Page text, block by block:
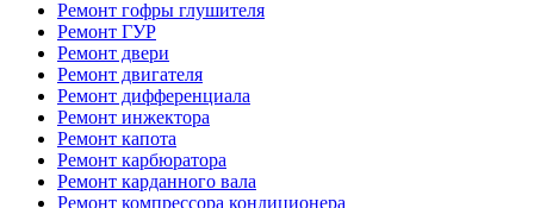
Ремонт гофры глушителя
Ремонт ГУР
Ремонт двери
Ремонт двигателя
Ремонт дифференциала
Ремонт инжектора
Ремонт капота
Ремонт карбюратора
Ремонт карданного вала
Ремонт компрессора кондиционера